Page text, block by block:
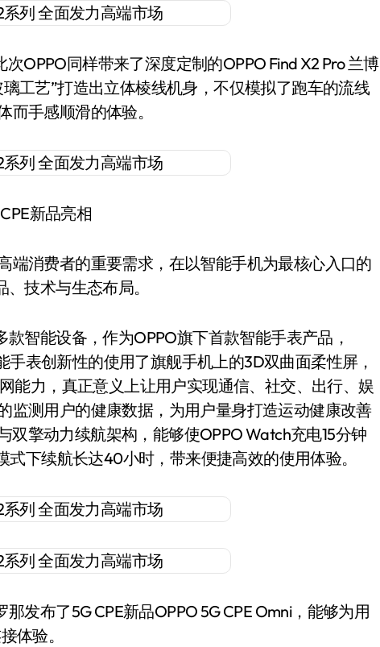
OPPO同样带来了深度定制的OPPO Find X2 Pro 兰博
工艺”打造出立体棱线机身，不仅模拟了跑车的流线
手感顺滑的体验。
新品亮相
端消费者的重要需求，在以智能手机为最核心入口的
技术与生态布局。
智能设备，作为OPPO旗下首款智能手表产品，
表创新性的使用了旗舰手机上的3D双曲面柔性屏，
能力，真正意义上让用户实现通信、社交、出行、娱
监测用户的健康数据，为用户量身打造运动健康改善
擎动力续航架构，能够使OPPO Watch充电15分钟
下续航长达40小时，带来便捷高效的使用体验。
发布了5G CPE新品OPPO 5G CPE Omni，能够为用
体验。